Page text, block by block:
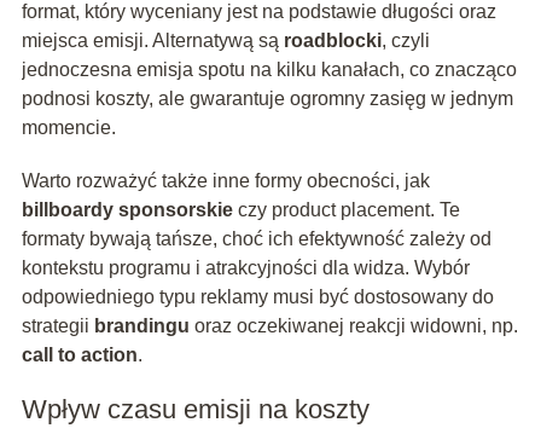
format, który wyceniany jest na podstawie długości oraz
miejsca emisji. Alternatywą są roadblocki, czyli
jednoczesna emisja spotu na kilku kanałach, co znacząco
podnosi koszty, ale gwarantuje ogromny zasięg w jednym
momencie.
Warto rozważyć także inne formy obecności, jak
billboardy sponsorskieczy product placement. Te
formaty bywają tańsze, choć ich efektywność zależy od
kontekstu programu i atrakcyjności dla widza. Wybór
odpowiedniego typu reklamy musi być dostosowany do
strategii brandingu oraz oczekiwanej reakcji widowni, np.
call to action.
Wpływ czasu emisji na koszty